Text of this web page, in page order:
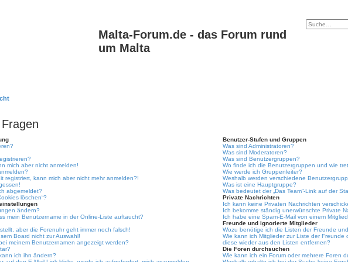
Malta-Forum.de - das Forum rund
um Malta
mich aber nicht anmelden!
registriert, kann mich aber nicht mehr anmelden?!
abgemeldet?
löschen“?
ändern?
mein Benutzername in der Online-Liste auftaucht?
aber die Forenuhr geht immer noch falsch!
Board nicht zur Auswahl!
meinem Benutzernamen angezeigt werden?
ich ihn ändern?
Benutzer-Stufen und Gruppen
Was sind Administratoren?
Was sind Moderatoren?
Was sind Benutzergruppen?
Wo finde ich die Benutzergruppen und wie
Wie werde ich Gruppenleiter?
Weshalb werden verschiedene
Was ist eine Hauptgruppe?
Was bedeutet der „Das Team“-Link auf der
Private Nachrichten
Ich kann keine Privaten Nachrichten
Ich bekomme ständig unerwünschte Private
Ich habe eine Spam-E-Mail von einem
Freunde und ignorierte Mitglieder
Wozu benötige ich die Listen der Freunde
Wie kann ich Mitglieder zur Liste der
diese wieder aus den Listen entfernen?
Die Foren durchsuchen
Wie kann ich ein Forum oder mehrere Foren